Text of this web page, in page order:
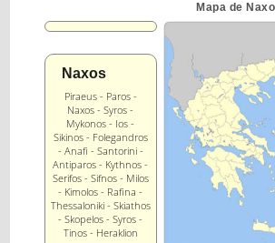
Naxos
Piraeus - Paros -
Naxos - Syros -
Mykonos - Ios -
Sikinos - Folegandros
- Anafi - Santorini -
Antiparos - Kythnos -
Serifos - Sifnos - Milos
- Kimolos - Rafina -
Thessaloniki - Skiathos
- Skopelos - Syros -
Tinos - Heraklion
Mapa de